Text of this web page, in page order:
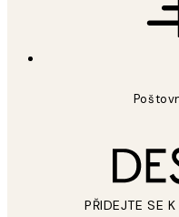
PŘIDEJTE SE